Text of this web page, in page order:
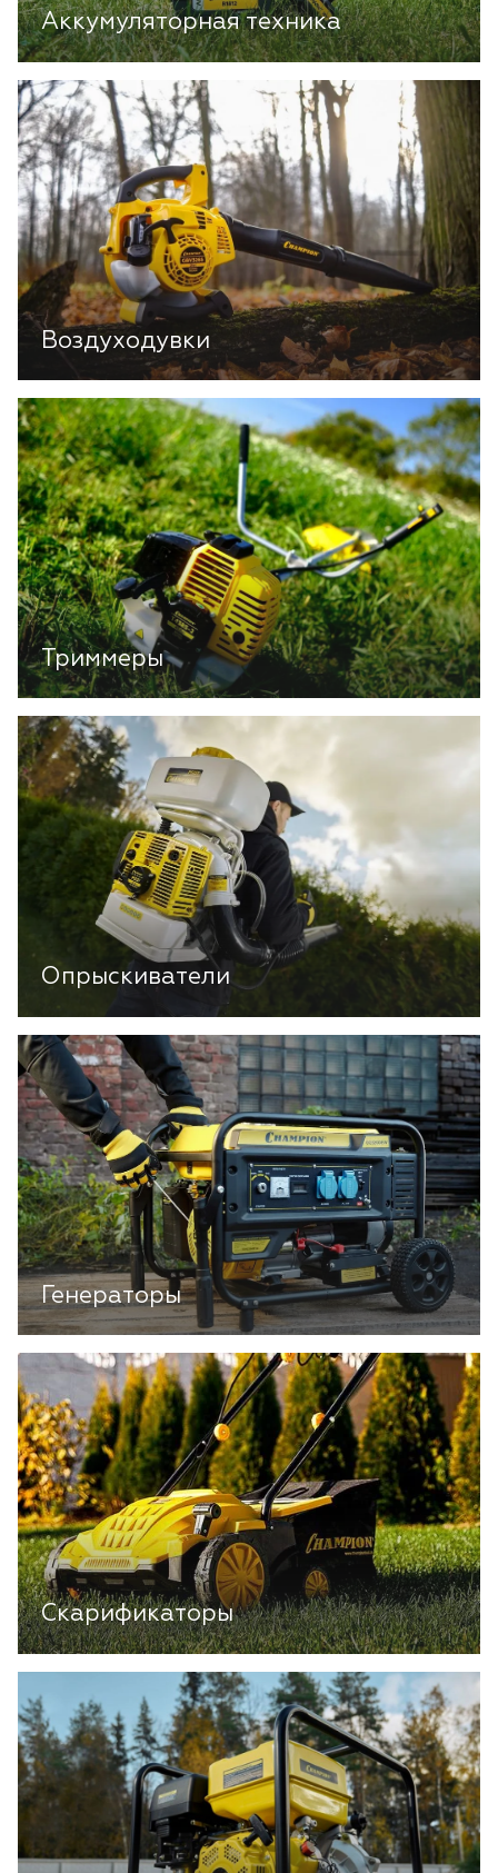
Аккумуляторная техника
Воздуходувки
Триммеры
Опрыскиватели
Генераторы
Скарификаторы